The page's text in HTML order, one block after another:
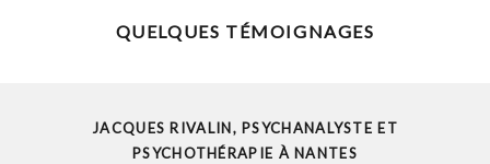
QUELQUES TÉMOIGNAGES
JACQUES RIVALIN, PSYCHANALYSTE ET
PSYCHOTHÉRAPIE À NANTES